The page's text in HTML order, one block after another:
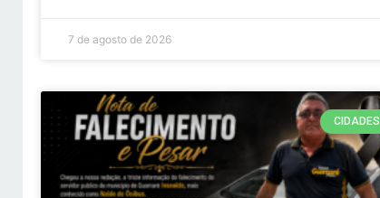
7 de agosto de 2026
CIDADES